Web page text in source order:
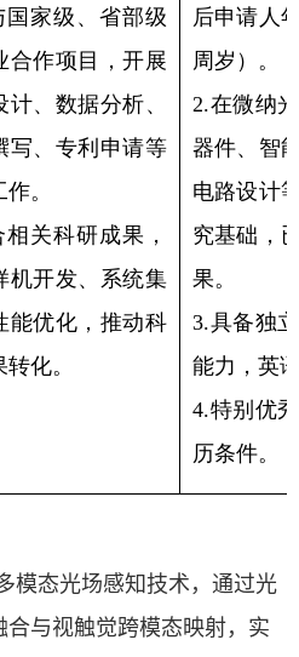
国家级、省部级
合作项目，开展
计、数据分析、
写、专利申请等
。
相关科研成果，
机开发、系统集
能优化，推动科
化。
后申请人
周岁）。
2.在微纳
器件、智
电路设计
究基础，
果。
3.具备独
能力，英
4.特别优
历条件。
模态光场感知技术，通过光
与视触觉跨模态映射，实